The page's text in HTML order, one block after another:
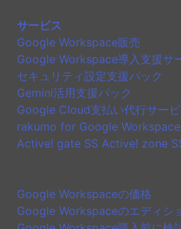
サービス
Google Workspace販売
Google Workspace導入支援サ
セキュリティ設定支援パック
Gemini活用支援パック
Google Cloud支払い代行サー
rakumo for Google Workspace
Active! gate SS Active! zone
Google Workspaceの価格
Google Workspaceのエディシ